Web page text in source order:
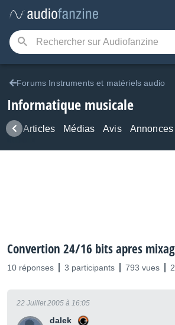
Forums Instruments et matériels audio
Informatique musicale
Articles Médias Avis Annonces
Convertion 24/16 bits apres
10 réponses 3 participants 793 vues
dalek
22 Juillet 2005 à 16:05